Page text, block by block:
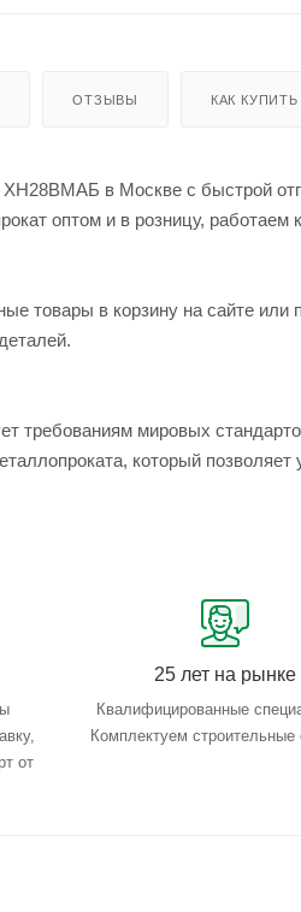
ОТЗЫВЫ КАК КУПИТЬ
в Москве с быстрой
оптом и в розницу, работаем
товары в корзину на сайте
требованиям мировых
который
от
25 лет на рынке
Квалифицированные
Комплектуем строительные